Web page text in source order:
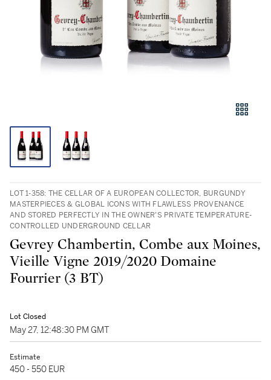
LOT 1-358: THE CELLAR OF A EUROPEAN COLLECTOR, BURGUNDY
MASTERPIECES & GLOBAL ICONS WITH FLAWLESS PROVENANCE
AND STORED PERFECTLY IN THE OWNER’S PRIVATE TEMPERATURE-
CONTROLLED UNDERGROUND CELLAR
Gevrey Chambertin, Combe aux Moines,
Vieille Vigne 2019/2020 Domaine
Fourrier (3 BT)
Lot Closed
May 27, 12:48:30 PM GMT
Estimate
450 - 550 EUR